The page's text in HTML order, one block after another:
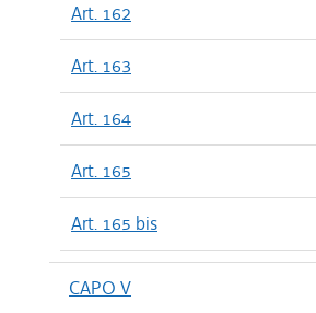
Art. 162
Art. 163
Art. 164
Art. 165
Art. 165 bis
CAPO V